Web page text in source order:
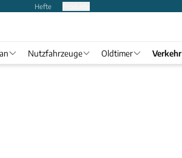
Hefte
Nutzfahrzeuge Oldtimer Verkehr